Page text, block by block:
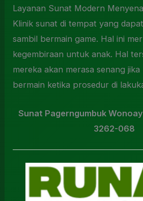
Layanan Sunat Modern
Klinik sunat di tempat yang
sambil bermain game. Hal ini
kegembiraan untuk anak. Hal
mereka akan merasa senang jika
bermain ketika prosedur di
Sunat Pagerngumbuk
3262-068